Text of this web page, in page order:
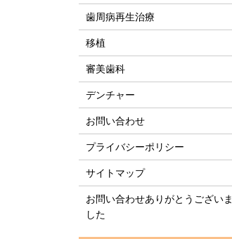
歯周病再生治療
移植
審美歯科
デンチャー
お問い合わせ
プライバシーポリシー
サイトマップ
お問い合わせありがとうございま
した